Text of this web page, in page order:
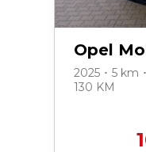
Opel
2025 ･ 5 km
130 KM